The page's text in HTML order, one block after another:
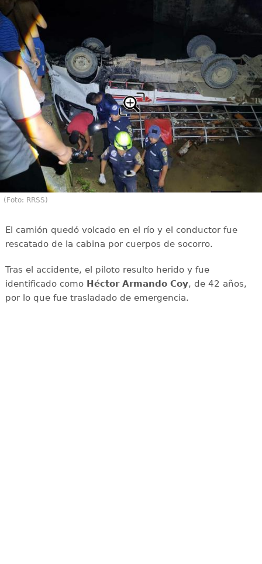
(Foto: RRSS)
El camión quedó volcado en el río y el conductor fue
rescatado de la cabina por cuerpos de socorro.
Tras el accidente, el piloto resulto herido y fue
identificado comoHéctor Armando Coy, de 42 años,
por lo que fue trasladado de emergencia.